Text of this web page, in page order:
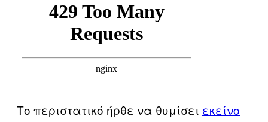
Το περιστατικό ήρθε να θυμίσει εκείνο